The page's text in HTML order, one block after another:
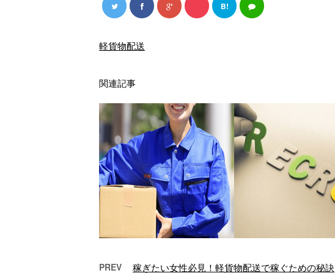
B!
軽貨物配送
関連記事
PREV 稼ぎたい女性必見！軽貨物配送で稼ぐための秘訣